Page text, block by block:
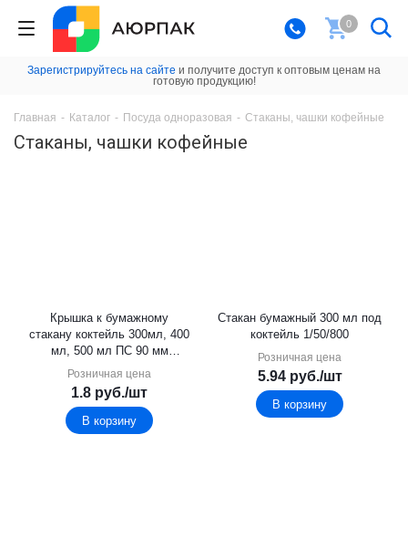
0
Зарегистрируйтесь на сайте и получите доступ к оптовым ценам на
готовую продукцию!
Главная - Каталог - Посуда одноразовая - Стаканы, чашки кофейные
Стаканы, чашки кофейные
Крышка к бумажному
стакану коктейль 300мл, 400
мл, 500 мл ПС 90 мм
Розничная цена
1.8 руб./шт
В корзину
Стакан бумажный 300 мл под
коктейль 1/50/800
Розничная цена
5.94руб./шт
В корзину